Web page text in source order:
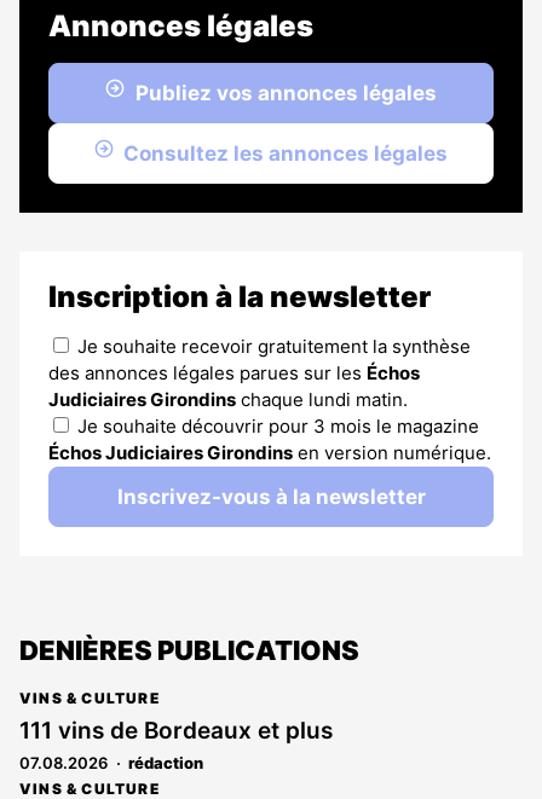
Annonces légales
Publiez vos annonces légales
Consultez les annonces légales
Inscription à la newsletter
Je souhaite recevoir gratuitement la synthèse
des annonces légales parues sur les Échos
Judiciaires Girondins chaque lundi matin.
Je souhaite découvrir pour 3 mois le magazine
Échos Judiciaires Girondins en version numérique.
Inscrivez-vous à la newsletter
DENIÈRES PUBLICATIONS
VINS & CULTURE
111 vins de Bordeaux et plus
07.08.2026 rédaction
VINS & CULTURE